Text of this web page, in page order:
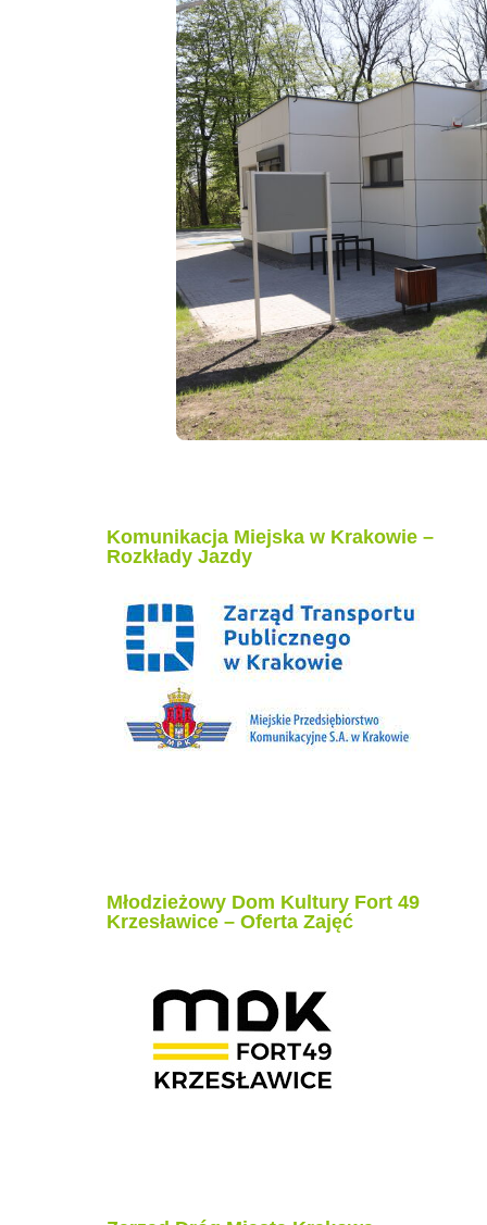
Komunikacja Miejska w Krakowie –
Rozkłady Jazdy
Młodzieżowy Dom Kultury Fort 49
Krzesławice – Oferta Zajęć